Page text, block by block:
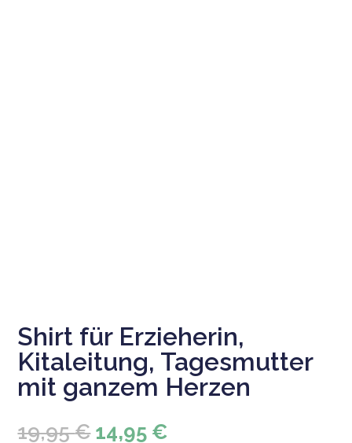
Shirt für Erzieherin,
Kitaleitung, Tagesmutter
mit ganzem Herzen
19,95€ Ursprünglicher
14,95 €